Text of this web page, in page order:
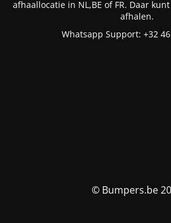
afhaallocatie in NL,BE of FR. Daar
afhalen.
Whatsapp Support: +32
© Bumpers.be